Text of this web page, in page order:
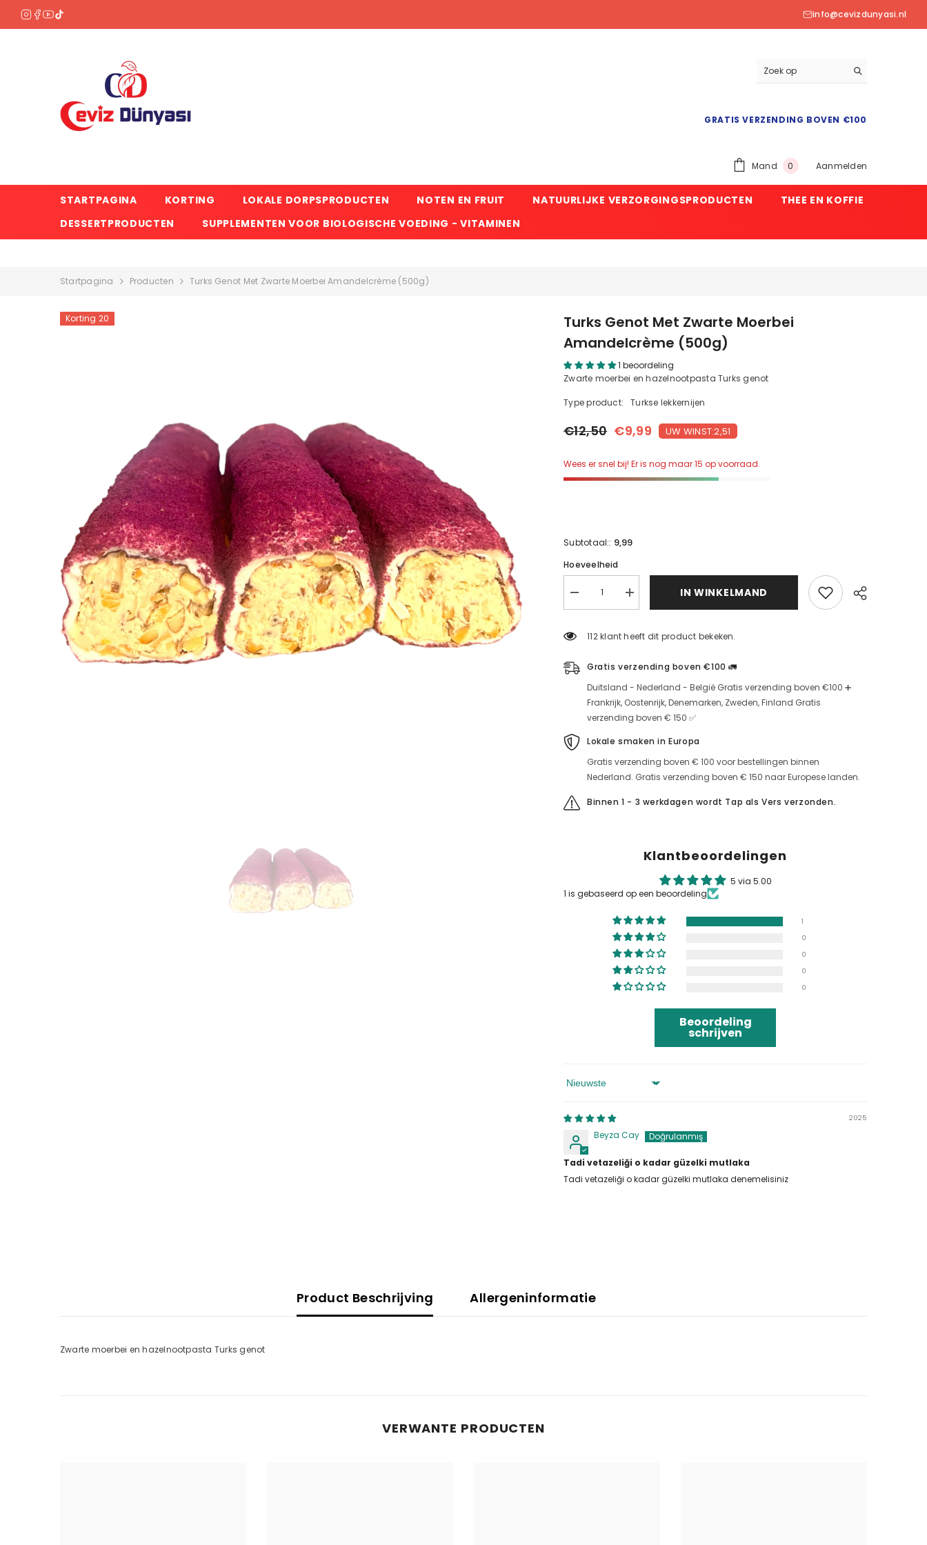
info@cevizdunyasi.nl
GRATIS VERZENDING BOVEN €100
Mand 0 0
Aanmelden
STARTPAGINA KORTING LOKALE DORPSPRODUCTEN NOTEN EN FRUIT NATUURLIJKE VERZORGINGSPRODUCTEN
THEE EN KOFFIE
DESSERTPRODUCTEN
SUPPLEMENTEN VOOR BIOLOGISCHE VOEDING - VITAMINEN
Startpagina Producten Turks Genot Met Zwarte Moerbei Amandelcrème (500g)
Korting 20
Turks Genot Met Zwarte Moerbei
Amandelcrème (500g)
1 beoordeling
Zwarte moerbei en hazelnootpasta Turks genot
Type product: Turkse lekkernijen
€12,50 €9,99 UW WINST:2,51
Wees er snel bij! Er is nog maar 15 op voorraad.
Subtotaal:: 9,99
Hoeveelheid
Verminder
hoeveelheid
Turkish
met
zwarte
(500g)
Verhoog
de
amandelmarshmallow
moerbeiencrème
IN WINKELMAND
112 klant heeft dit product bekeken.
Gratis verzending boven €100 🚛
Duitsland - Nederland - België Gratis verzending boven €100 ➕
Frankrijk, Oostenrijk, Denemarken, Zweden, Finland Gratis
verzending boven € 150 ✅
Lokale smaken in Europa
Gratis verzending boven € 100 voor bestellingen binnen
Nederland. Gratis verzending boven € 150 naar Europese landen.
Binnen 1 - 3 werkdagen wordt Tap als Vers verzonden.
Klantbeoordelingen
5 via 5.00
1 is gebaseerd op een beoordeling
1
0
0
0
0
Beoordeling
schrijven
Sorteren Op
2025
Beyza Cay
Tadi vetazeliği o kadar güzelki mutlaka
Tadi vetazeliği o kadar güzelki mutlaka denemelisiniz
Product Beschrijving Allergeninformatie
Zwarte moerbei en hazelnootpasta Turks genot
VERWANTE PRODUCTEN